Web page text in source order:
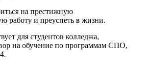
на престижную
работу и преуспеть в жизни.
для студентов колледжа,
на обучение по программам СПО,